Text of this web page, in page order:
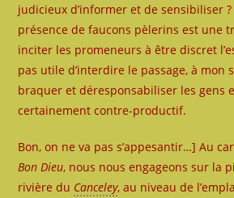
judicieux d’informer et de sensibiliser
présence de faucons pèlerins est une
inciter les promeneurs à être discret
pas utile d’interdire le passage, à mon
braquer et déresponsabiliser les gens
certainement contre-productif.
Bon, on ne va pas s’appesantir…] Au
Bon Dieu, nous nous engageons sur la
rivière du Canceley, au niveau de